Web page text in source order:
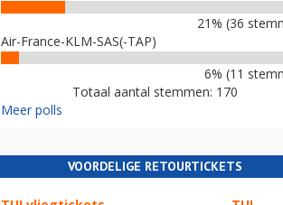
21% (36
Air-France-KLM-SAS(-TAP)
6% (11
Totaal aantal stemmen: 170
Meer polls
VOORDELIGE RETOURTICKETS